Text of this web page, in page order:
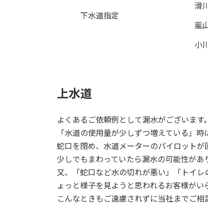
下水道指定
滑
嵐
小
上水道
よくあるご依頼例として漏水がございます。
「水道の使用量が少しずつ増えている」
蛇口を閉め、水道メーターのパイロットが
少しでもまわっていたら漏水の可能性があ
又、「蛇口など水の切れが悪い」「トイ
ょっと様子を見ようと思われるお客様がい
こんなときもご遠慮されずに当社までご相